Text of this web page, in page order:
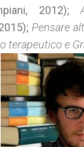
2012);
Pensare
terapeutico e